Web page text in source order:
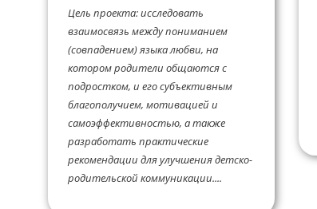
Цель проекта: исследовать
взаимосвязь между пониманием
(совпадением) языка любви, на
котором родители общаются с
подростком, и его субъективным
благополучием, мотивацией и
самоэффективностью, а также
разработать практические
рекомендации для улучшения детско-
родительской коммуникации....